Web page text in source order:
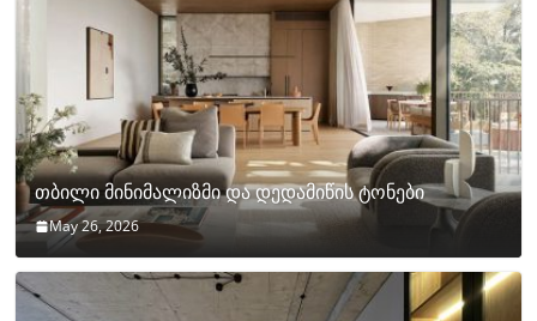
თბილი მინიმალიზმი და დედამიწის ტონები
May 26, 2026